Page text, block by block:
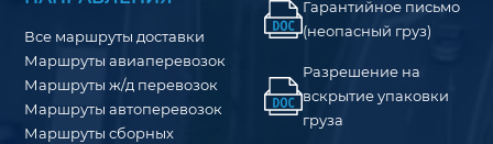
Все маршруты доставки
Маршруты авиаперевозок
Маршруты ж/д перевозок
Маршруты автоперевозок
Маршруты сборных
Гарантийное письмо
(неопасный груз)
Разрешение на
вскрытие упаковки
груза